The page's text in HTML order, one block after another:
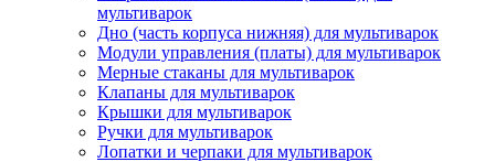
мультиварок
Дно (часть корпуса нижняя) для мультиварок
Модули управления (платы) для мультиварок
Мерные стаканы для мультиварок
Клапаны для мультиварок
Крышки для мультиварок
Ручки для мультиварок
Лопатки и черпаки для мультиварок